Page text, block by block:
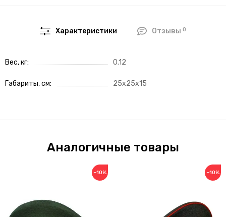
Характеристики Отзывы 0
Вес, кг 0.12
Габариты, см 25x25x15
Аналогичные товары
−10% −10%